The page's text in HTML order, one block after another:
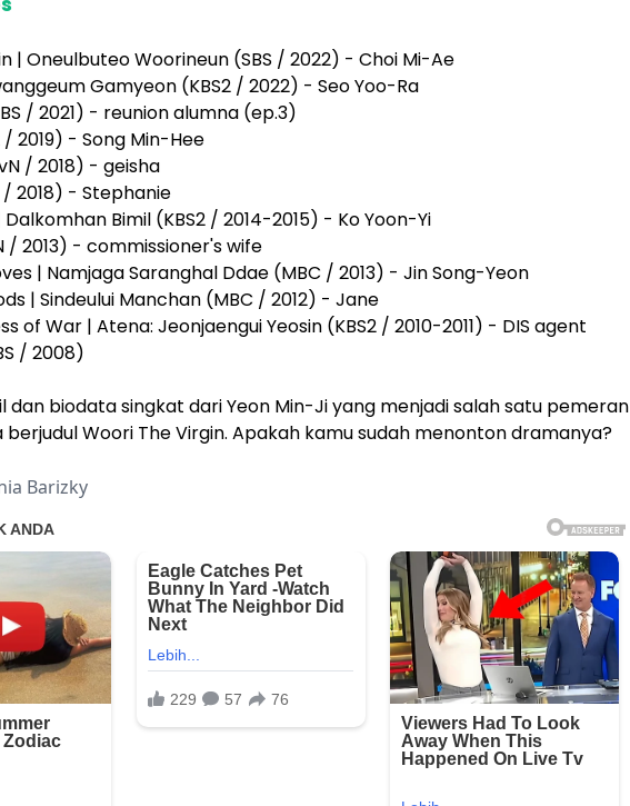
| Oneulbuteo Woorineun (SBS / 2022) - Choi Mi-Ae
Gamyeon (KBS2 / 2022) - Seo Yoo-Ra
/ 2021) - reunion alumna (ep.3)
/ 2019) - Song Min-Hee
/ 2018) - geisha
2018) - Stephanie
Bimil (KBS2 / 2014-2015) - Ko Yoon-Yi
/ 2013) - commissioner's wife
| Namjaga Saranghal Ddae (MBC / 2013) - Jin Song-Yeon
| Sindeului Manchan (MBC / 2012) - Jane
of War | Atena: Jeonjaengui Yeosin (KBS2 / 2010-2011) - DIS agent
/ 2008)
dan biodata singkat dari Yeon Min-Ji yang menjadi salah satu pemeran
Woori The Virgin. Apakah kamu sudah menonton dramanya?
Barizky